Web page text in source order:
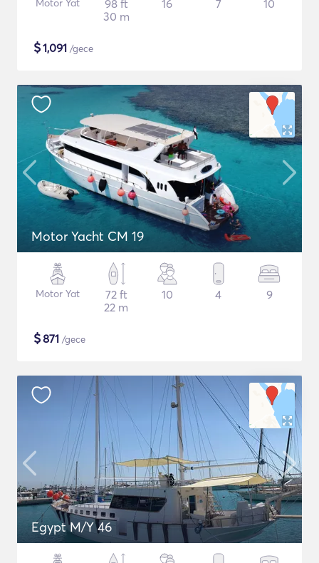
Motor Yat
98 ft
30 m
16 7 10
$1,091 /gece
Motor Yacht CM 19
Motor Yat
72 ft
22 m
10 4 9
$871 /gece
Egypt M/Y 46